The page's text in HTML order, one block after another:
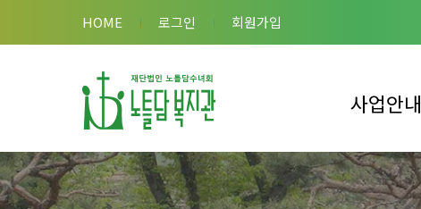
HOME 로그인 회원가입
사업안내
이용안내